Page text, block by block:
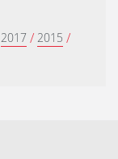
2017 / 2015 /